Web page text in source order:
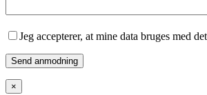
Jeg accepterer, at mine data bruges med
×